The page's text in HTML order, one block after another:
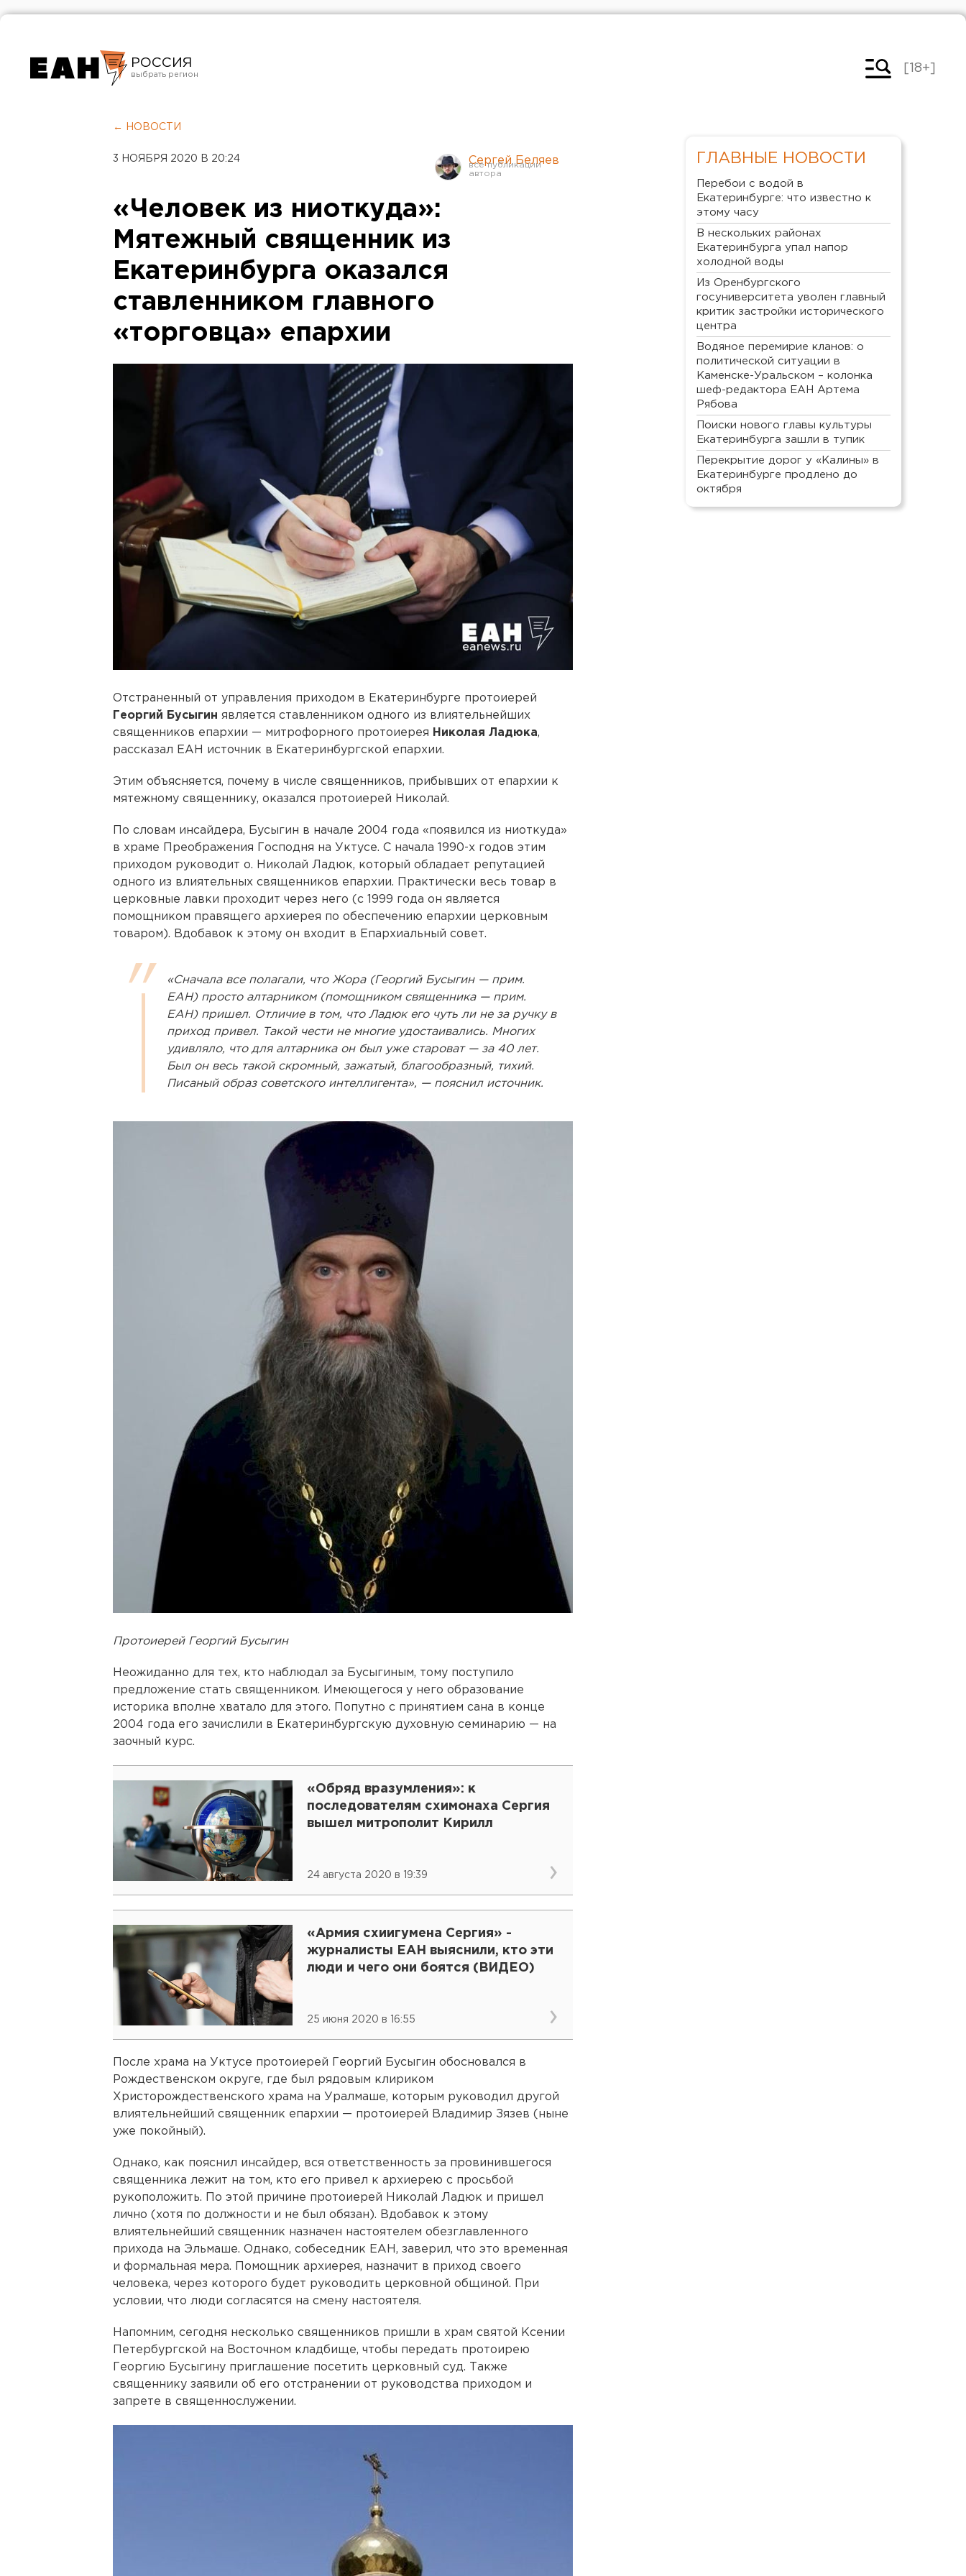
РОССИЯ
Челябинск
[18+]
← НОВОСТИ
3 НОЯБРЯ 2020 В 20:24 Сергей Беляев
«Человек из ниоткуда»:
Мятежный священник из
Екатеринбурга оказался
ставленником главного
«торговца» епархии
Отстраненный от управления приходом в Екатеринбурге протоиерей
Георгий Бусыгин является ставленником одного из влиятельнейших
священников епархии — митрофорного протоиерея Николая Ладюка,
рассказал ЕАН источник в Екатеринбургской епархии.
Этим объясняется, почему в числе священников, прибывших от епархии к
мятежному священнику, оказался протоиерей Николай.
По словам инсайдера, Бусыгин в начале 2004 года «появился из ниоткуда»
в храме Преображения Господня на Уктусе. С начала 1990-х годов этим
приходом руководит о. Николай Ладюк, который обладает репутацией
одного из влиятельных священников епархии. Практически весь товар в
церковные лавки проходит через него (с 1999 года он является
помощником правящего архиерея по обеспечению епархии церковным
товаром). Вдобавок к этому он входит в Епархиальный совет.
«Сначала все полагали, что Жора (Георгий Бусыгин — прим.
ЕАН) просто алтарником (помощником священника — прим.
ЕАН) пришел. Отличие в том, что Ладюк его чуть ли не за ручку в
приход привел. Такой чести не многие удостаивались. Многих
удивляло, что для алтарника он был уже староват — за 40 лет.
Был он весь такой скромный, зажатый, благообразный, тихий.
Писаный образ советского интеллигента», — пояснил источник.
Протоиерей Георгий Бусыгин
Неожиданно для тех, кто наблюдал за Бусыгиным, тому поступило
предложение стать священником. Имеющегося у него образование
историка вполне хватало для этого. Попутно с принятием сана в конце
2004 года его зачислили в Екатеринбургскую духовную семинарию — на
заочный курс.
«Обряд вразумления»: к
последователям схимонаха Сергия
вышел митрополит Кирилл
24 августа 2020 в 19:39
«Армия схиигумена Сергия» -
журналисты ЕАН выяснили, кто эти
люди и чего они боятся (ВИДЕО)
25 июня 2020 в 16:55
После храма на Уктусе протоиерей Георгий Бусыгин обосновался в
Рождественском округе, где был рядовым клириком
Христорождественского храма на Уралмаше, которым руководил другой
влиятельнейший священник епархии — протоиерей Владимир Зязев (ныне
уже покойный).
Однако, как пояснил инсайдер, вся ответственность за провинившегося
священника лежит на том, кто его привел к архиерею с просьбой
рукоположить. По этой причине протоиерей Николай Ладюк и пришел
лично (хотя по должности и не был обязан). Вдобавок к этому
влиятельнейший священник назначен настоятелем обезглавленного
прихода на Эльмаше. Однако, собеседник ЕАН, заверил, что это временная
и формальная мера. Помощник архиерея, назначит в приход своего
человека, через которого будет руководить церковной общиной. При
условии, что люди согласятся на смену настоятеля.
Напомним, сегодня несколько священников пришли в храм святой Ксении
Петербургской на Восточном кладбище, чтобы передать протоирею
Георгию Бусыгину приглашение посетить церковный суд. Также
священнику заявили об его отстранении от руководства приходом и
запрете в священнослужении.
ГЛАВНЫЕ НОВОСТИ
Перебои с водой в
Екатеринбурге: что известно к
этому часу
В нескольких районах
Екатеринбурга упал напор
холодной воды
Из Оренбургского
госуниверситета уволен главный
критик застройки исторического
центра
Водяное перемирие кланов: о
политической ситуации в
Каменске-Уральском – колонка
шеф-редактора ЕАН Артема
Рябова
Поиски нового главы культуры
Екатеринбурга зашли в тупик
Перекрытие дорог у «Калины» в
Екатеринбурге продлено до
октября